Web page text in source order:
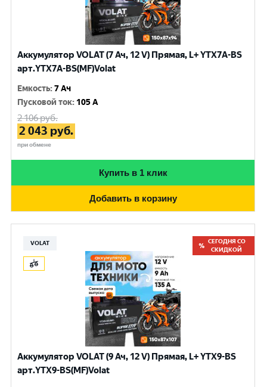
Аккумулятор VOLAT (7 Ач, 12 V) Прямая, L+ YTX7A-BS
арт.YTX7A-BS(MF)Volat
Емкость:7 Ач
Пусковой ток: 105 A
2 106руб.
2 043 руб.
при обмене
Купить в 1 клик
Добавить в корзину
VOLAT
СЕГОДНЯ СО
СКИДКОЙ
Аккумулятор VOLAT (9 Ач, 12 V) Прямая, L+ YTX9-BS
арт.YTX9-BS(MF)Volat